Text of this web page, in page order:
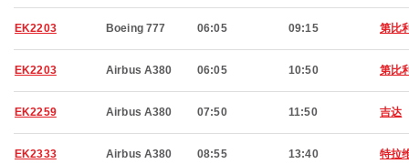
EK2203 Boeing 777 06:05 09:15 第比
EK2203 Airbus A380 06:05 10:50 第比
EK2259 Airbus A380 07:50 11:50 吉达
EK2333 Airbus A380 08:55 13:40 特拉